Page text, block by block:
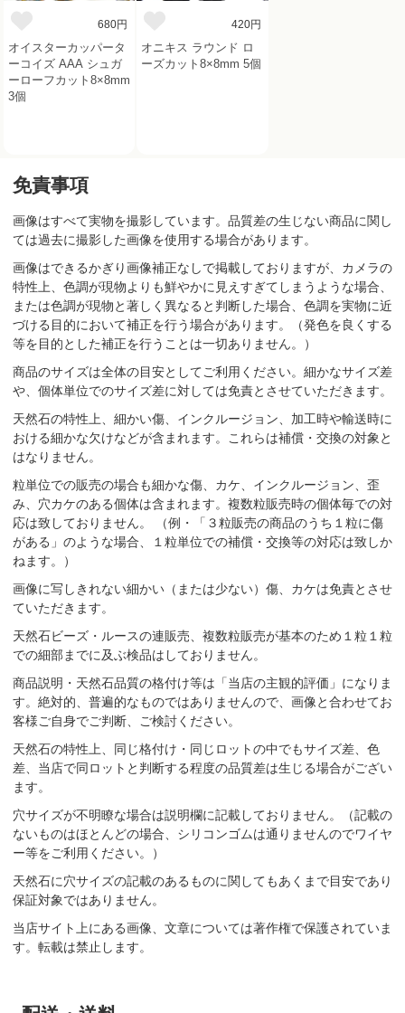
680円
オイスターカッパータ
ーコイズ AAA シュガ
ーローフカット8×8mm
3個
420円
オニキス ラウンド ロ
ーズカット8×8mm 5個
免責事項
画像はすべて実物を撮影しています。品質差の生じない商品に関し
ては過去に撮影した画像を使用する場合があります。
画像はできるかぎり画像補正なしで掲載しておりますが、カメラの
特性上、色調が現物よりも鮮やかに見えすぎてしまうような場合、
または色調が現物と著しく異なると判断した場合、色調を実物に近
づける目的において補正を行う場合があります。（発色を良くする
等を目的とした補正を行うことは一切ありません。）
商品のサイズは全体の目安としてご利用ください。細かなサイズ差
や、個体単位でのサイズ差に対しては免責とさせていただきます。
天然石の特性上、細かい傷、インクルージョン、加工時や輸送時に
おける細かな欠けなどが含まれます。これらは補償・交換の対象と
はなりません。
粒単位での販売の場合も細かな傷、カケ、インクルージョン、歪
み、穴カケのある個体は含まれます。複数粒販売時の個体毎での対
応は致しておりません。 （例・「３粒販売の商品のうち１粒に傷
がある」のような場合、１粒単位での補償・交換等の対応は致しか
ねます。）
画像に写しきれない細かい（または少ない）傷、カケは免責とさせ
ていただきます。
天然石ビーズ・ルースの連販売、複数粒販売が基本のため１粒１粒
での細部までに及ぶ検品はしておりません。
商品説明・天然石品質の格付け等は「当店の主観的評価」になりま
す。絶対的、普遍的なものではありませんので、画像と合わせてお
客様ご自身でご判断、ご検討ください。
天然石の特性上、同じ格付け・同じロットの中でもサイズ差、色
差、当店で同ロットと判断する程度の品質差は生じる場合がござい
ます。
穴サイズが不明瞭な場合は説明欄に記載しておりません。（記載の
ないものはほとんどの場合、シリコンゴムは通りませんのでワイヤ
ー等をご利用ください。）
天然石に穴サイズの記載のあるものに関してもあくまで目安であり
保証対象ではありません。
当店サイト上にある画像、文章については著作権で保護されていま
す。転載は禁止します。